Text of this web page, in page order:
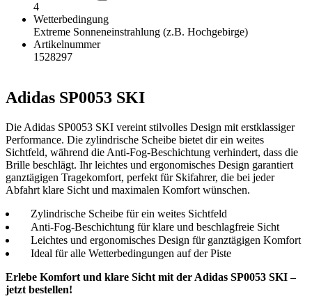
4
Wetterbedingung
Extreme Sonneneinstrahlung (z.B. Hochgebirge)
Artikelnummer
1528297
Adidas SP0053 SKI
Die Adidas SP0053 SKI vereint stilvolles Design mit erstklassiger
Performance. Die zylindrische Scheibe bietet dir ein weites
Sichtfeld, während die Anti-Fog-Beschichtung verhindert, dass die
Brille beschlägt. Ihr leichtes und ergonomisches Design garantiert
ganztägigen Tragekomfort, perfekt für Skifahrer, die bei jeder
Abfahrt klare Sicht und maximalen Komfort wünschen.
Zylindrische Scheibe für ein weites Sichtfeld
Anti-Fog-Beschichtung für klare und beschlagfreie Sicht
Leichtes und ergonomisches Design für ganztägigen Komfort
Ideal für alle Wetterbedingungen auf der Piste
Erlebe Komfort und klare Sicht mit der Adidas SP0053 SKI –
jetzt bestellen!